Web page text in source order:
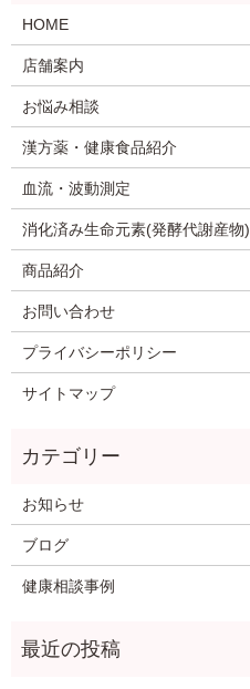
HOME
店舗案内
お悩み相談
漢方薬・健康食品紹介
血流・波動測定
消化済み生命元素(発酵代謝産物)
商品紹介
お問い合わせ
プライバシーポリシー
サイトマップ
お知らせ
ブログ
健康相談事例